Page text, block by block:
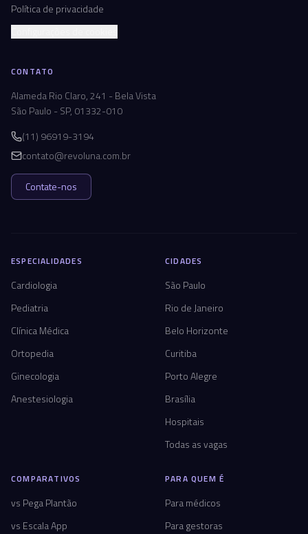
Política de privacidade
CONTATO
Alameda Rio Claro, 241 - Bela Vista
São Paulo - SP, 01332-010
(11) 96919-3194
contato@revoluna.com.br
Contate-nos
ESPECIALIDADES
Cardiologia
Pediatria
Clínica Médica
Ortopedia
Ginecologia
Anestesiologia
CIDADES
São Paulo
Rio de Janeiro
Belo Horizonte
Curitiba
Porto Alegre
Brasília
Hospitais
Todas as vagas
COMPARATIVOS
vs Pega Plantão
vs Escala App
PARA QUEM É
Para médicos
Para gestoras